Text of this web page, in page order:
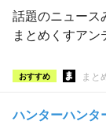
話題のニュース
まとめくすアン
おすすめ まと
ハンターハンタ